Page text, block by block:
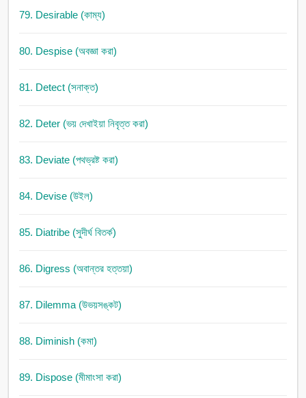
79. Desirable (কাম্য)
80. Despise (অবজ্ঞা করা)
81. Detect (সনাক্ত)
82. Deter (ভয় দেখাইয়া নিবৃত্ত করা)
83. Deviate (পথভ্রষ্ট করা)
84. Devise (উইল)
85. Diatribe (সুদীর্ঘ বিতর্ক)
86. Digress (অবান্তর হত্তয়া)
87. Dilemma (উভয়সঙ্কট)
88. Diminish (কমা)
89. Dispose (মীমাংসা করা)